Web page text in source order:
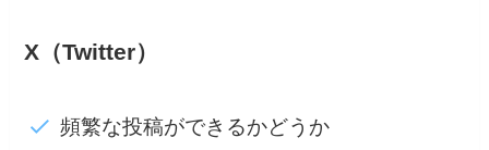
X（Twitter）
頻繁な投稿ができるかどうか